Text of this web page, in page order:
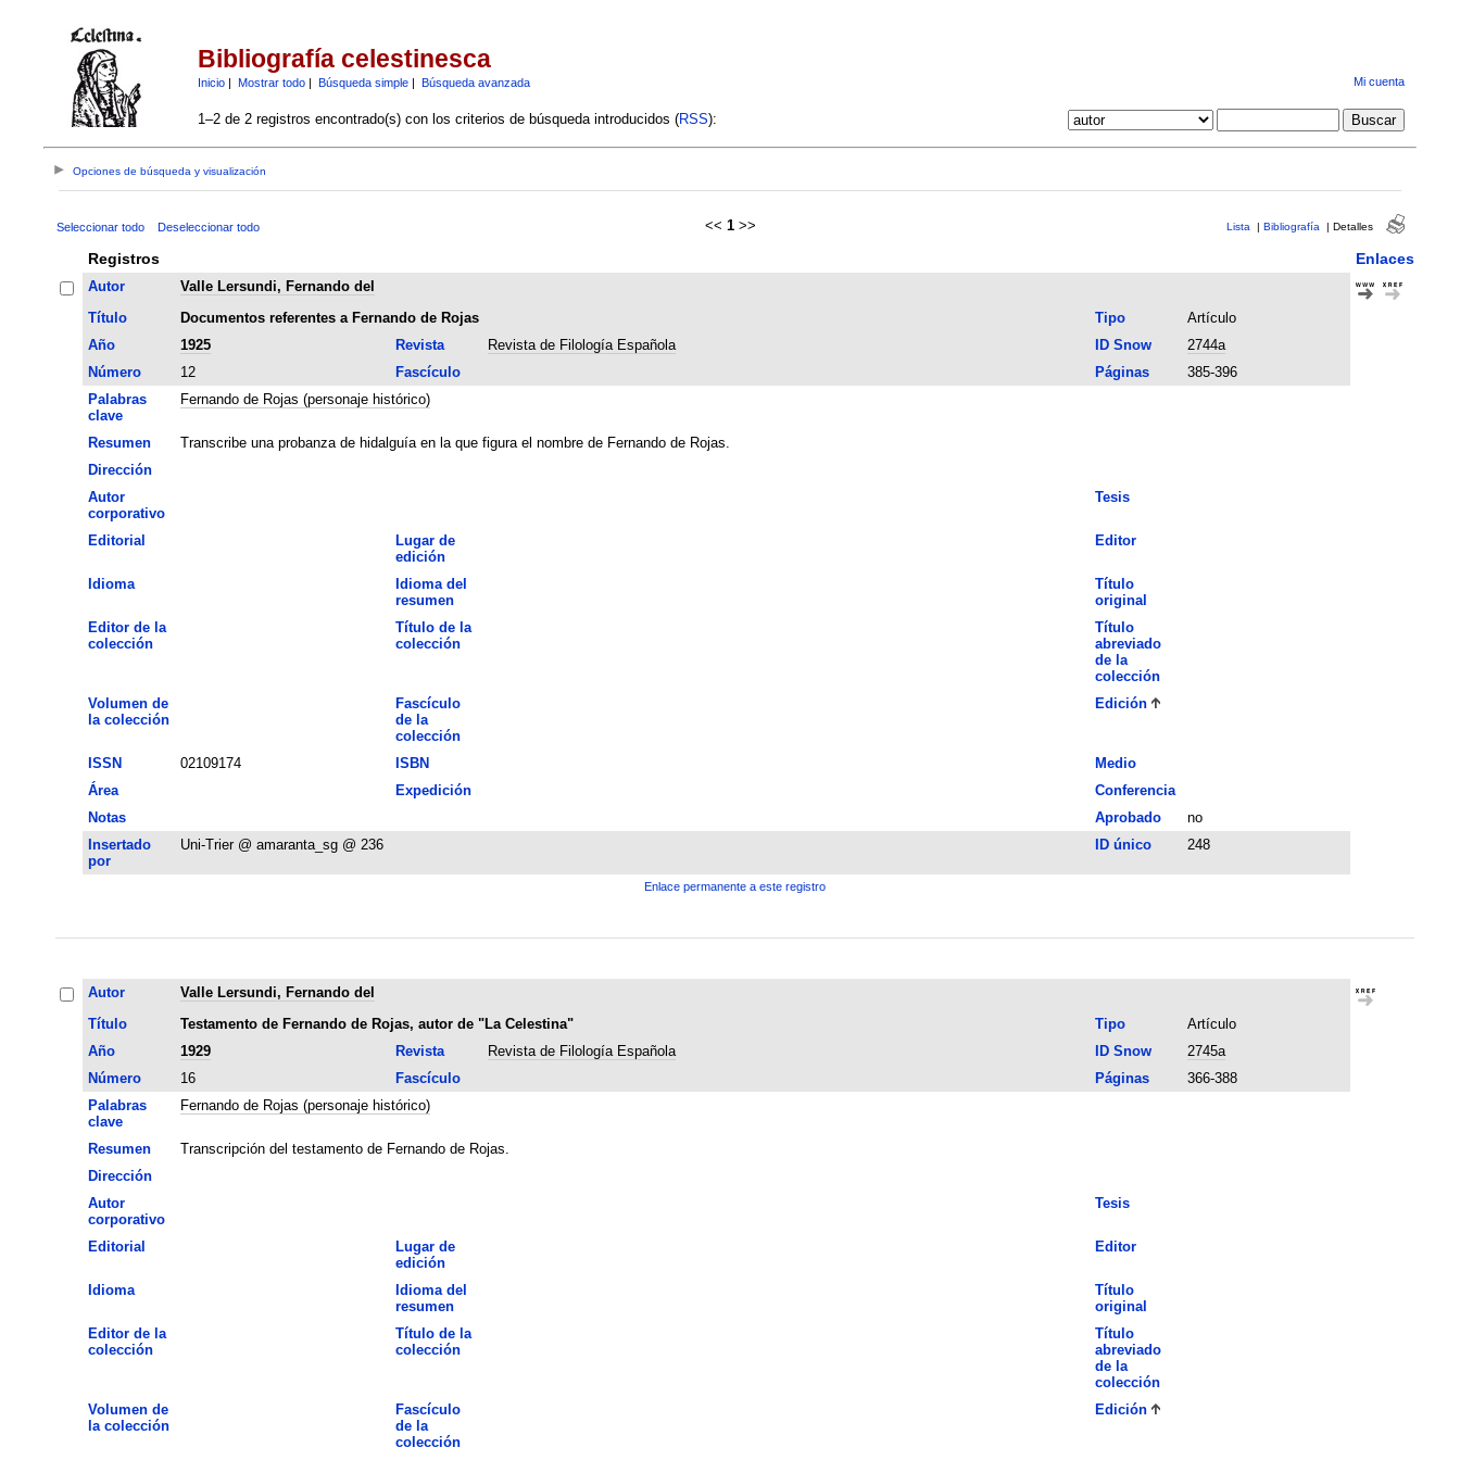
Bibliografía celestinesca
Inicio| Mostrar todo| Búsqueda simple| Búsqueda avanzada Mi cuenta
1–2 de 2 registros encontrado(s) con los criterios de búsqueda introducidos (RSS):
Opciones de búsqueda y visualización
Seleccionar todo Deseleccionar todo << 1 >> Lista | Bibliografía | Detalles
Registros Enlaces
Autor
Valle Lersundi, Fernando del
Título
Documentos referentes a Fernando de Rojas Tipo
Artículo
Año
1925 Revista Revista de Filología Española ID Snow
2744a
Número
12 Fascículo Páginas
385-396
Palabras
clave
Fernando de Rojas (personaje histórico)
Resumen
Transcribe una probanza de hidalguía en la que figura el nombre de Fernando de Rojas.
Dirección
Autor
corporativo
Tesis
Editorial
Lugar de
edición
Editor
Idioma
Idioma del
resumen
Título
original
Editor de la
colección
Título de la
colección
Título
abreviado
de la
colección
Volumen de
la colección
Fascículo
de la
colección
Edición
ISSN 02109174 ISBN
Medio
Área
Expedición
Conferencia
Notas
Aprobado
no
Insertado
por
Uni-Trier @ amaranta_sg @ 236 ID único 248
Enlace permanente a este registro
Autor
Valle Lersundi, Fernando del
Título
Testamento de Fernando de Rojas, autor de "La Celestina" Tipo
Artículo
Año
1929 Revista Revista de Filología Española ID Snow
2745a
Número
16 Fascículo Páginas
366-388
Palabras
clave
Fernando de Rojas (personaje histórico)
Resumen
Transcripción del testamento de Fernando de Rojas.
Dirección
Autor
corporativo
Tesis
Editorial
Lugar de
edición
Editor
Idioma
Idioma del
resumen
Título
original
Editor de la
colección
Título de la
colección
Título
abreviado
de la
colección
Volumen de
la colección
Fascículo
de la
colección
Edición